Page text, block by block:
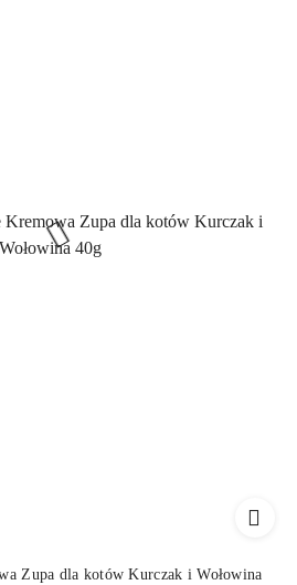
Zupa dla kotów Kurczak i Wołowina